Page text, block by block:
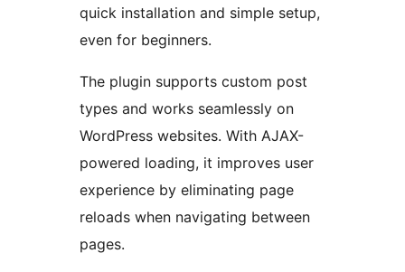
quick installation and simple setup,
even for beginners.
The plugin supports custom post
types and works seamlessly on
WordPress websites. With AJAX-
powered loading, it improves user
experience by eliminating page
reloads when navigating between
pages.